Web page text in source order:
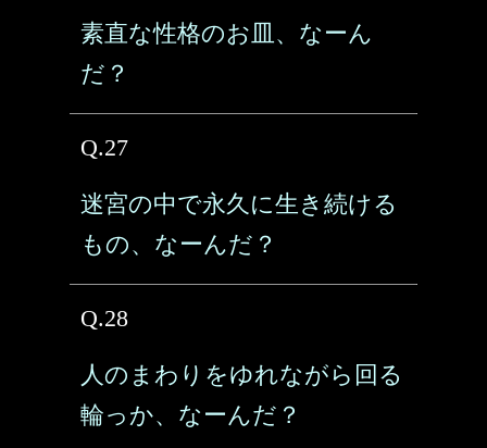
素直な性格のお皿、なーん
だ？
Q.27
迷宮の中で永久に生き続ける
もの、なーんだ？
Q.28
人のまわりをゆれながら回る
輪っか、なーんだ？